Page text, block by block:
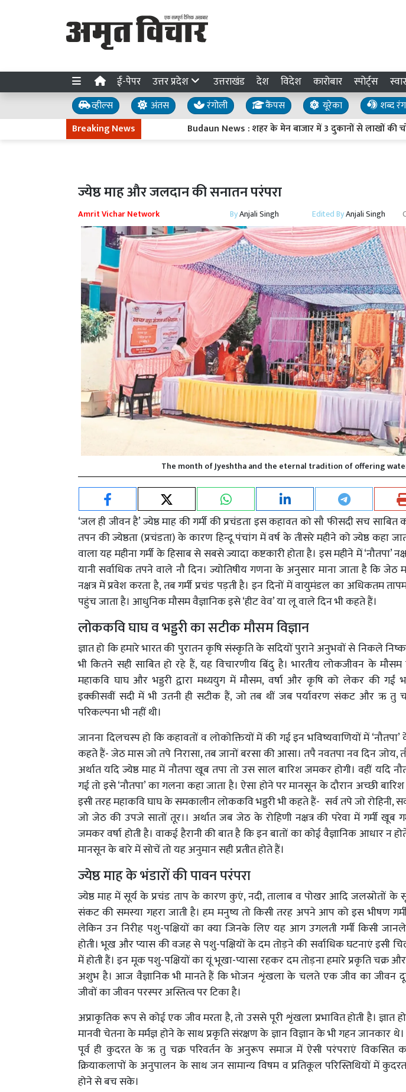
ई-पेपर उत्तर प्रदेश उत्तराखंड देश विदेश कारोबार स्पोर्ट्स
व्हील्स अंतस रंगोली कैंपस यूरेका शब्द रंग
Breaking News
Budaun News : शहर के मेन बाजार में 3 दुकानों से लाखों की चोरी,
ज्येष्ठ माह और जलदान की सनातन परंपरा
Amrit Vichar Network ByAnjali Singh Edited ByAnjali Singh
The month of Jyeshtha and the eternal tradition of offering
‘जल ही जीवन है’ ज्येष्ठ माह की गर्मी की प्रचंडता इस कहावत को सौ फीसदी सच साबित
तपन की ज्येष्ठता (प्रचंडता) के कारण हिन्दू पंचांग में वर्ष के तीसरे महीने को ज्येष्ठ कहा
वाला यह महीना गर्मी के हिसाब से सबसे ज्यादा कष्टकारी होता है। इस महीने में ‘नौतपा’
यानी सर्वाधिक तपने वाले नौ दिन। ज्योतिषीय गणना के अनुसार माना जाता है कि जेठ
नक्षत्र में प्रवेश करता है, तब गर्मी प्रचंड पड़ती है। इन दिनों में वायुमंडल का अधिकतम
पहुंच जाता है। आधुनिक मौसम वैज्ञानिक इसे ‘हीट वेव’ या लू वाले दिन भी कहते हैं।
लोककवि घाघ व भड्डरी का सटीक मौसम विज्ञान
ज्ञात हो कि हमारे भारत की पुरातन कृषि संस्कृति के सदियों पुराने अनुभवों से निकले
भी कितने सही साबित हो रहे हैं, यह विचारणीय बिंदु है। भारतीय लोकजीवन के मौसम
महाकवि घाघ और भड्डरी द्वारा मध्ययुग में मौसम, वर्षा और कृषि को लेकर की गईं
इक्कीसवीं सदी में भी उतनी ही सटीक हैं, जो तब थीं जब पर्यावरण संकट और ऋ तु
परिकल्पना भी नहीं थी।
जानना दिलचस्प हो कि कहावतों व लोकोक्तियों में की गई इन भविष्यवाणियों में
कहते हैं- जेठ मास जो तपे निरासा, तब जानों बरसा की आसा। तपै नवतपा नव दिन जोय,
अर्थात यदि ज्येष्ठ माह में नौतपा खूब तपा तो उस साल बारिश जमकर होगी। वहीं यदि
गई तो इसे ‘नौतपा’ का गलना कहा जाता है। ऐसा होने पर मानसून के दौरान अच्छी बारिश
इसी तरह महाकवि घाघ के समकालीन लोककवि भड्डरी भी कहते हैं- सर्व तपे जो रोहिनी,
जो जेठ की उपजे सातों तूर।। अर्थात जब जेठ के रोहिणी नक्षत्र की परेवा में गर्मी खूब
जमकर वर्षा होती है। वाकई हैरानी की बात है कि इन बातों का कोई वैज्ञानिक आधार न
मानसून के बारे में सोचें तो यह अनुमान सही प्रतीत होते हैं।
ज्येष्ठ माह के भंडारों की पावन परंपरा
ज्येष्ठ माह में सूर्य के प्रचंड ताप के कारण कुएं, नदी, तालाब व पोखर आदि
संकट की समस्या गहरा जाती है। हम मनुष्य तो किसी तरह अपने आप को इस भीषण
लेकिन उन निरीह पशु-पक्षियों का क्या जिनके लिए यह आग उगलती गर्मी किसी
होती। भूख और प्यास की वजह से पशु-पक्षियों के दम तोड़ने की सर्वाधिक घटनाएं इसी
में होती हैं। इन मूक पशु-पक्षियों का यूं भूखा-प्यासा रहकर दम तोड़ना हमारे प्रकृति चक्र
अशुभ है। आज वैज्ञानिक भी मानते हैं कि भोजन शृंखला के चलते एक जीव का जीवन
जीवों का जीवन परस्पर अस्तित्व पर टिका है।
अप्राकृतिक रूप से कोई एक जीव मरता है, तो उससे पूरी शृंखला प्रभावित होती है। ज्ञात
मानवी चेतना के मर्मज्ञ होने के साथ प्रकृति संरक्षण के ज्ञान विज्ञान के भी गहन जानकार
पूर्व ही कुदरत के ऋ तु चक्र परिवर्तन के अनुरूप समाज में ऐसी परंपराएं विकसित कर
क्रियाकलापों के अनुपालन के साथ जन सामान्य विषम व प्रतिकूल परिस्तिथियों में
होने से बच सके।